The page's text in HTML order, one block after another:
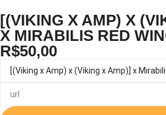
[(VIKING X AMP) X
X MIRABILIS RED
R$50,00